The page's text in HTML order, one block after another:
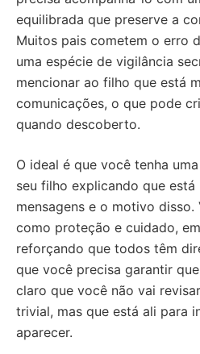
equilibrada que preserve a
Muitos pais cometem o erro
uma espécie de vigilância
mencionar ao filho que está
comunicações, o que pode
quando descoberto.
O ideal é que você tenha
seu filho explicando que
mensagens e o motivo
como proteção e cuidado,
reforçando que todos têm
que você precisa garantir
claro que você não vai
trivial, mas que está ali para
aparecer.